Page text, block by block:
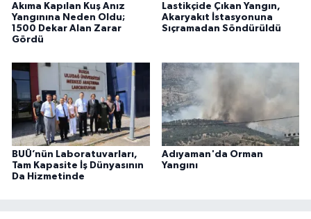
Akıma Kapılan Kuş Anız
Yangınına Neden Oldu;
1500 Dekar Alan Zarar
Gördü
Lastikçide Çıkan Yangın,
Akaryakıt İstasyonuna
Sıçramadan Söndürüldü
BUÜ’nün Laboratuvarları,
Tam Kapasite İş Dünyasının
Da Hizmetinde
Adıyaman'da Orman
Yangını